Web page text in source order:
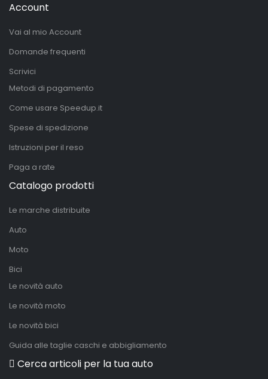
Account
Vai al mio Account
Domande frequenti
Scrivici
Metodi di pagamento
Come usare Speedup.it
Spese di spedizione
Istruzioni per il reso
Paga a rate
Catalogo prodotti
Le marche distribuite
Auto
Moto
Bici
Le novità auto
Le novità moto
Le novità bici
Guida alle taglie caschi e abbigliamento
Cerca articoli per la tua auto